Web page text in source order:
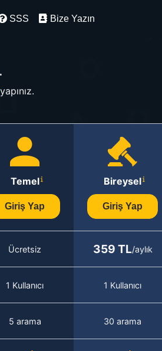
SSS Bize Yazın
Temel
Giriş Yap
Bireysel
Giriş Yap
Ücretsiz 359 TL/aylık
1 Kullanıcı 1 Kullanıcı
5 arama 30 arama